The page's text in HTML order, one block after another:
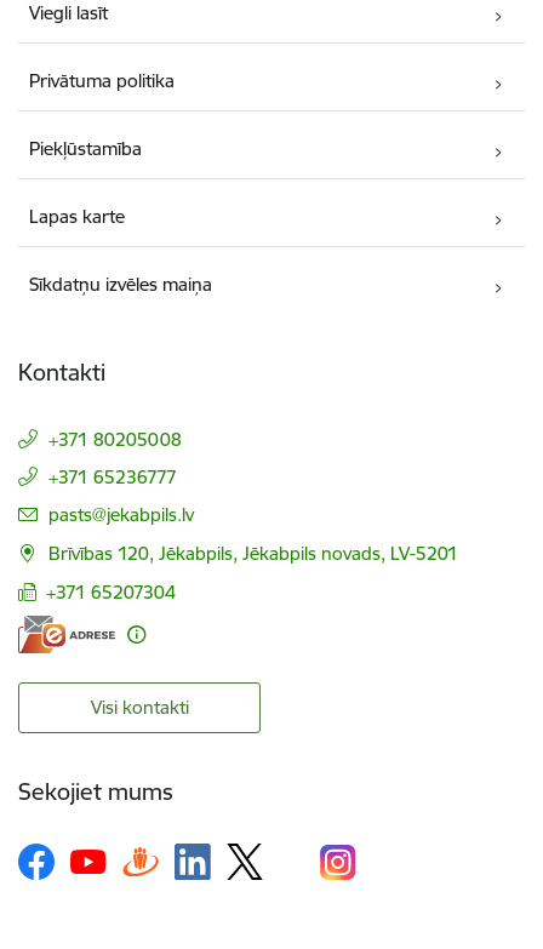
Viegli lasīt
Privātuma politika
Piekļūstamība
Lapas karte
Sīkdatņu izvēles maiņa
Kontakti
+371 80205008
+371 65236777
E-pasts:
pasts@jekabpils.lv
Brīvības 120, Jēkabpils, Jēkabpils novads, LV-5201
+371 65207304
Visi kontakti
Sekojiet mums